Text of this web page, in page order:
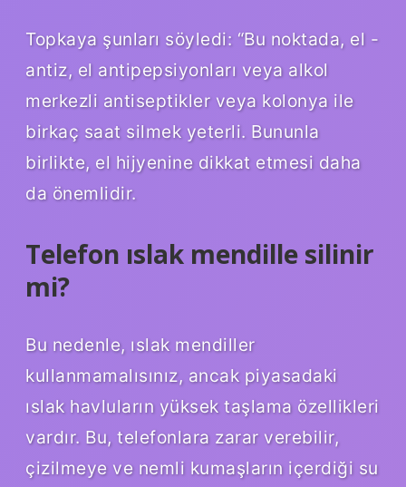
Topkaya şunları söyledi: “Bu noktada, el -
antiz, el antipepsiyonları veya alkol
merkezli antiseptikler veya kolonya ile
birkaç saat silmek yeterli. Bununla
birlikte, el hijyenine dikkat etmesi daha
da önemlidir.
Telefon ıslak mendille silinir
mi?
Bu nedenle, ıslak mendiller
kullanmamalısınız, ancak piyasadaki
ıslak havluların yüksek taşlama özellikleri
vardır. Bu, telefonlara zarar verebilir,
çizilmeye ve nemli kumaşların içerdiği su